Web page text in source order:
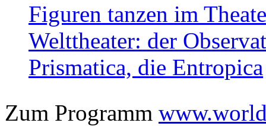
Figuren tanzen im
Welttheater: der
Prismatica, die Entropica
Zum Programm